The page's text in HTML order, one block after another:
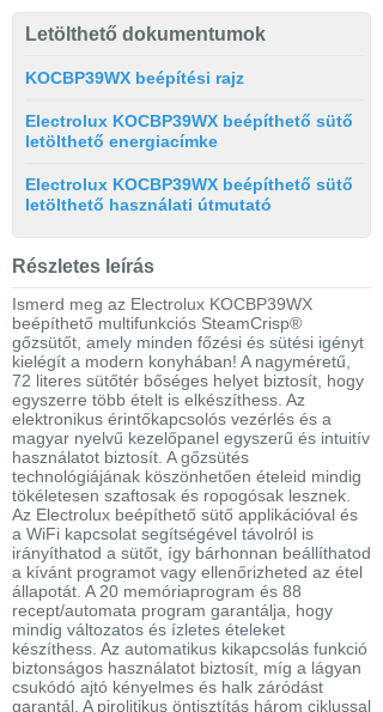
Letölthető dokumentumok
KOCBP39WX beépítési rajz
Electrolux KOCBP39WX beépíthető sütő
letölthető energiacímke
Electrolux KOCBP39WX beépíthető sütő
letölthető használati útmutató
Részletes leírás
Ismerd meg az Electrolux KOCBP39WX
beépíthető multifunkciós SteamCrisp®
gőzsütőt, amely minden főzési és sütési igényt
kielégít a modern konyhában! A nagyméretű,
72 literes sütőtér bőséges helyet biztosít, hogy
egyszerre több ételt is elkészíthess. Az
elektronikus érintőkapcsolós vezérlés és a
magyar nyelvű kezelőpanel egyszerű és intuitív
használatot biztosít. A gőzsütés
technológiájának köszönhetően ételeid mindig
tökéletesen szaftosak és ropogósak lesznek.
Az Electrolux beépíthető sütő applikációval és
a WiFi kapcsolat segítségével távolról is
irányíthatod a sütőt, így bárhonnan beállíthatod
a kívánt programot vagy ellenőrizheted az étel
állapotát. A 20 memóriaprogram és 88
recept/automata program garantálja, hogy
mindig változatos és ízletes ételeket
készíthess. Az automatikus kikapcsolás funkció
biztonságos használatot biztosít, míg a lágyan
csukódó ajtó kényelmes és halk záródást
garantál. A pirolitikus öntisztítás három ciklussal